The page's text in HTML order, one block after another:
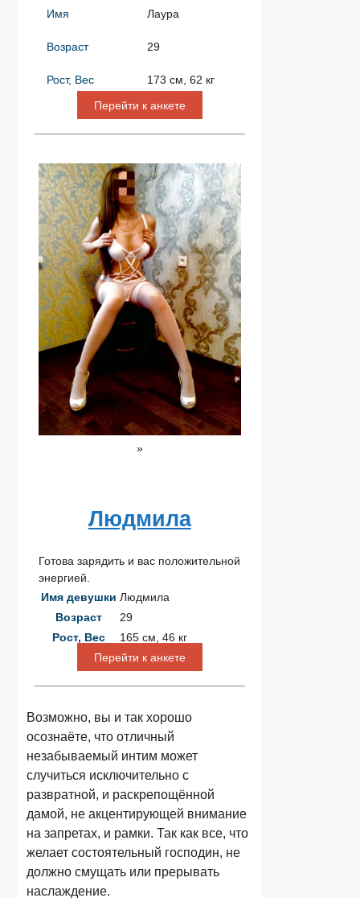
Имя
Лаура
Возраст 29
Рост, Вес
173 см, 62 кг
Перейти к анкете
»
Людмила
Готова зарядить и вас положительной
энергией.
Имя девушки Людмила
Возраст
29
Рост, Вес
165 см, 46 кг
Перейти к анкете
Возможно, вы и так хорошо
осознаёте, что отличный
незабываемый интим может
случиться исключительно с
развратной, и раскрепощённой
дамой, не акцентирующей внимание
на запретах, и рамки. Так как все, что
желает состоятельный господин, не
должно смущать или прерывать
наслаждение.